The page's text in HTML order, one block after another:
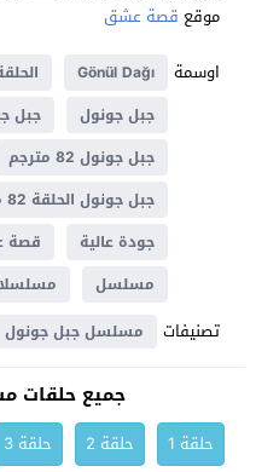
موقع قصة عشق
اوسمة
Gönül Dağı الحلقة
جبل جونول
جبل
جبل جونول 82 مترجم
جبل جونول الحلقة 82 مترجم
جودة عالية
قصة
مسلسل
مسلسلات
تصنيفات مسلسل جبل جونول
جميع حلقات
حلقة 1 حلقة 2 حلقة 3